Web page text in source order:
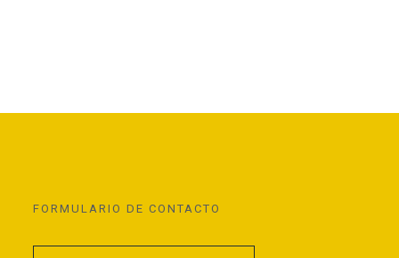
FORMULARIO DE CONTACTO